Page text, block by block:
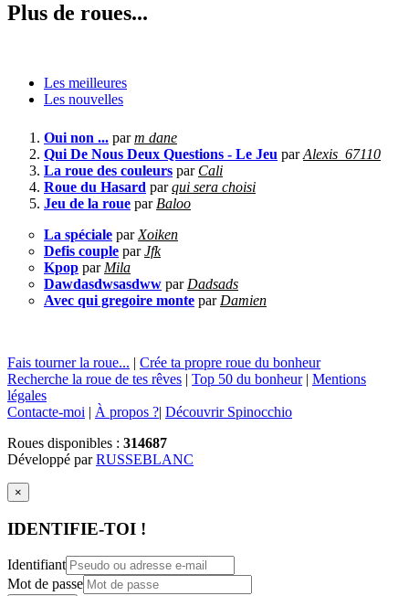
Plus de roues...
Les meilleures
Les nouvelles
Oui non ... parm dane
Qui De Nous Deux Questions - Le Jeu parAlexis_67110
La roue des couleurs par Cali
Roue du Hasard parqui sera choisi
Jeu de la roue par Baloo
La spéciale par Xoiken
Defis couple parJfk
Kpop par Mila
Dawdasdwsasdww par Dadsads
Avec qui gregoire monte par Damien
Fais tourner la roue... | Crée ta propre roue du bonheur
Recherche la roue de tes rêves | Top 50 du bonheur| Mentions
légales
Contacte-moi | À propos ?| Découvrir Spinocchio
Roues disponibles : 314687
Développé parRUSSEBLANC
×
IDENTIFIE-TOI !
Identifiant
Mot de passe